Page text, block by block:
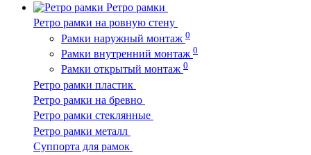
Ретро рамки
Ретро рамки на ровную стену
Рамки наружный монтаж 0
Рамки внутренний монтаж 0
Рамки открытый монтаж 0
Ретро рамки пластик
Ретро рамки на бревно
Ретро рамки стеклянные
Ретро рамки металл
Суппорта для рамок